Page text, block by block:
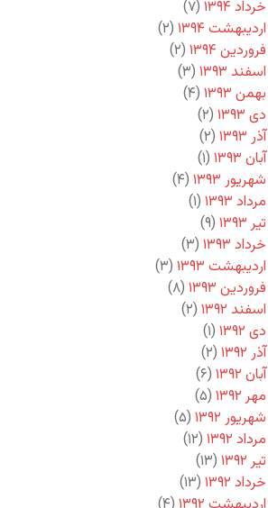
خرداد ۱۳۹۴
(۷)
اردیبهشت ۱۳۹۴
(۲)
فروردین ۱۳۹۴
(۲)
اسفند ۱۳۹۳
(۳)
بهمن ۱۳۹۳
(۴)
دی ۱۳۹۳
(۲)
آذر ۱۳۹۳
(۲)
آبان ۱۳۹۳
(۱)
شهریور ۱۳۹۳
(۴)
مرداد ۱۳۹۳
(۱)
تیر ۱۳۹۳
(۹)
خرداد ۱۳۹۳
(۳)
اردیبهشت ۱۳۹۳
(۳)
فروردین ۱۳۹۳
(۸)
اسفند ۱۳۹۲
(۲)
دی ۱۳۹۲
(۱)
آذر ۱۳۹۲
(۲)
آبان ۱۳۹۲
(۶)
مهر ۱۳۹۲
(۵)
شهریور ۱۳۹۲
(۵)
مرداد ۱۳۹۲
(۱۲)
تیر ۱۳۹۲
(۱۳)
خرداد ۱۳۹۲
(۱۳)